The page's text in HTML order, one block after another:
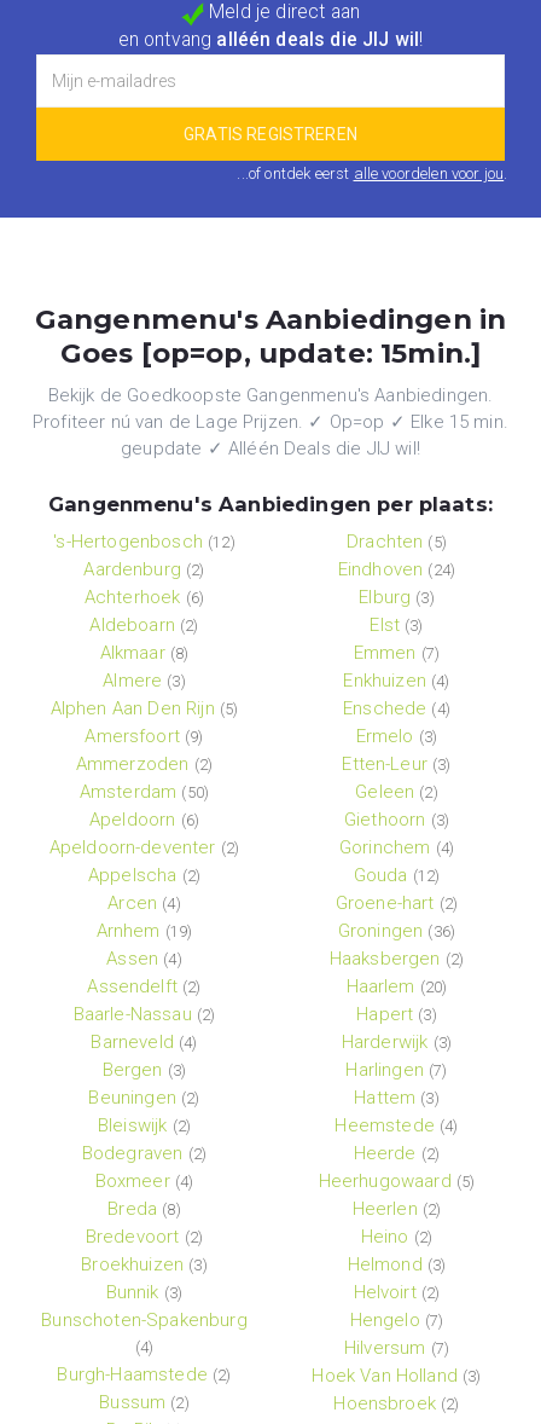
Meld je direct aan
en ontvang alléén deals die JIJ wil !
...of ontdek eerst alle voordelen voor jou.
Gangenmenu's Aanbiedingen in
Goes [op=op, update: 15min.]
Bekijk de Goedkoopste Gangenmenu's Aanbiedingen.
Profiteer nú van de Lage Prijzen. ✓ Op=op ✓ Elke 15 min.
geupdate ✓ Alléén Deals die JIJ wil!
Gangenmenu's Aanbiedingen per plaats:
's-Hertogenbosch (12)
Aardenburg (2)
Achterhoek (6)
Aldeboarn (2)
Alkmaar (8)
Almere (3)
Alphen Aan Den Rijn (5)
Amersfoort (9)
Ammerzoden (2)
Amsterdam (50)
Apeldoorn (6)
Apeldoorn-deventer (2)
Appelscha (2)
Arcen (4)
Arnhem (19)
Assen (4)
Assendelft (2)
Baarle-Nassau (2)
Barneveld (4)
Bergen (3)
Beuningen (2)
Bleiswijk (2)
Bodegraven (2)
Boxmeer (4)
Breda (8)
Bredevoort (2)
Broekhuizen (3)
Bunnik (3)
Bunschoten-Spakenburg
(4)
Burgh-Haamstede (2)
Bussum (2)
Drachten (5)
Eindhoven (24)
Elburg (3)
Elst (3)
Emmen (7)
Enkhuizen (4)
Enschede (4)
Ermelo (3)
Etten-Leur (3)
Geleen (2)
Giethoorn (3)
Gorinchem (4)
Gouda (12)
Groene-hart (2)
Groningen (36)
Haaksbergen (2)
Haarlem (20)
Hapert (3)
Harderwijk (3)
Harlingen (7)
Hattem (3)
Heemstede (4)
Heerde (2)
Heerhugowaard (5)
Heerlen (2)
Heino (2)
Helmond (3)
Helvoirt (2)
Hengelo (7)
Hilversum (7)
Hoek Van Holland (3)
Hoensbroek (2)